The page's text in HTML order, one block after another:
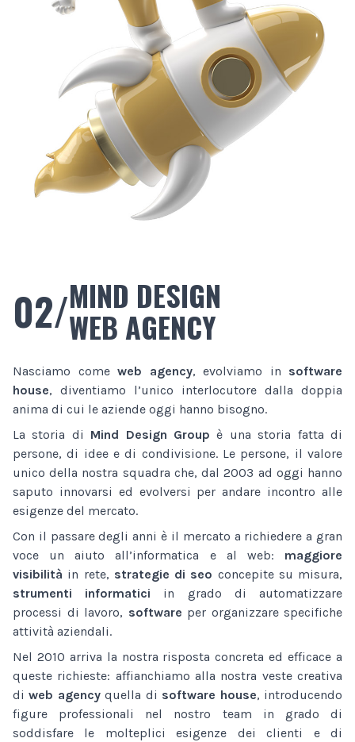
02/MIND DESIGN
WEB AGENCY
Nasciamo come web agency, evolviamo in software
house, diventiamo l’unico interlocutore dalla doppia
anima di cui le aziende oggi hanno bisogno.
La storia di Mind Design Group è una storia fatta di
persone, di idee e di condivisione. Le persone, il valore
unico della nostra squadra che, dal 2003 ad oggi hanno
saputo innovarsi ed evolversi per andare incontro alle
esigenze del mercato.
Con il passare degli anni è il mercato a richiedere a gran
voce un aiuto all’informatica e al web: maggiore
visibilità in rete, strategie di seo concepite su misura,
strumenti informatici in grado di automatizzare
processi di lavoro, software per organizzare specifiche
attività aziendali.
Nel 2010 arriva la nostra risposta concreta ed efficace a
queste richieste: affianchiamo alla nostra veste creativa
diweb agencyquella di software house, introducendo
figure professionali nel nostro team in grado di
soddisfare le molteplici esigenze dei clienti e di